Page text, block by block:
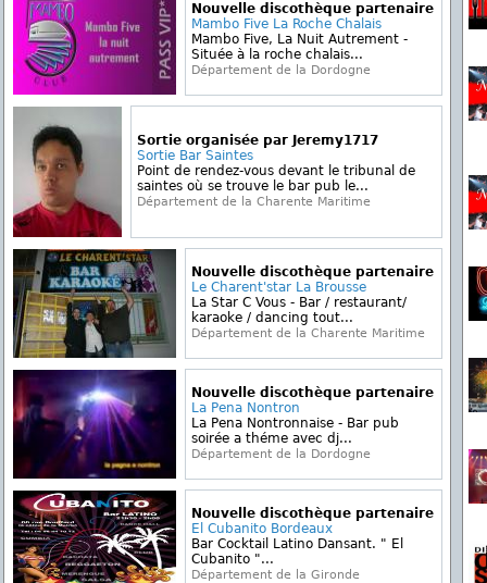
Nouvelle discothèque partenaire
Mambo Five La Roche Chalais
Mambo Five, La Nuit Autrement -
Située à la roche chalais...
Département de la Dordogne
Sortie organisée par Jeremy1717
Sortie Bar Saintes
Point de rendez-vous devant le tribunal de
saintes où se trouve le bar pub le...
Département de la Charente Maritime
Nouvelle discothèque partenaire
Le Charent'star La Brousse
La Star C Vous - Bar / restaurant/
karaoke / dancing tout...
Département de la Charente Maritime
Nouvelle discothèque partenaire
La Pena Nontron
La Pena Nontronnaise - Bar pub
soirée a théme avec dj...
Département de la Dordogne
Nouvelle discothèque partenaire
El Cubanito Bordeaux
Bar Cocktail Latino Dansant. " El
Cubanito "...
Département de la Gironde